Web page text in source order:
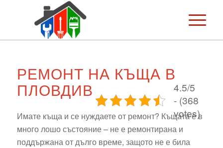
РЕМОНТ НА КЪЩА В
ПЛОВДИВ
Имате къща и се нуждаете от ремонт? Къщата е в
много лошо състояние – не е ремонтирана и
поддържана от дълго време, защото не е била
4.5/5
- (368
votes)